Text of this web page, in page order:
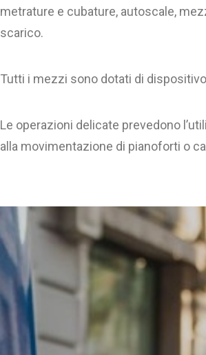
metrature e cubature, autoscale,
scarico.
Tutti i mezzi sono dotati di
Le operazioni delicate prevedono
alla movimentazione di pianoforti o